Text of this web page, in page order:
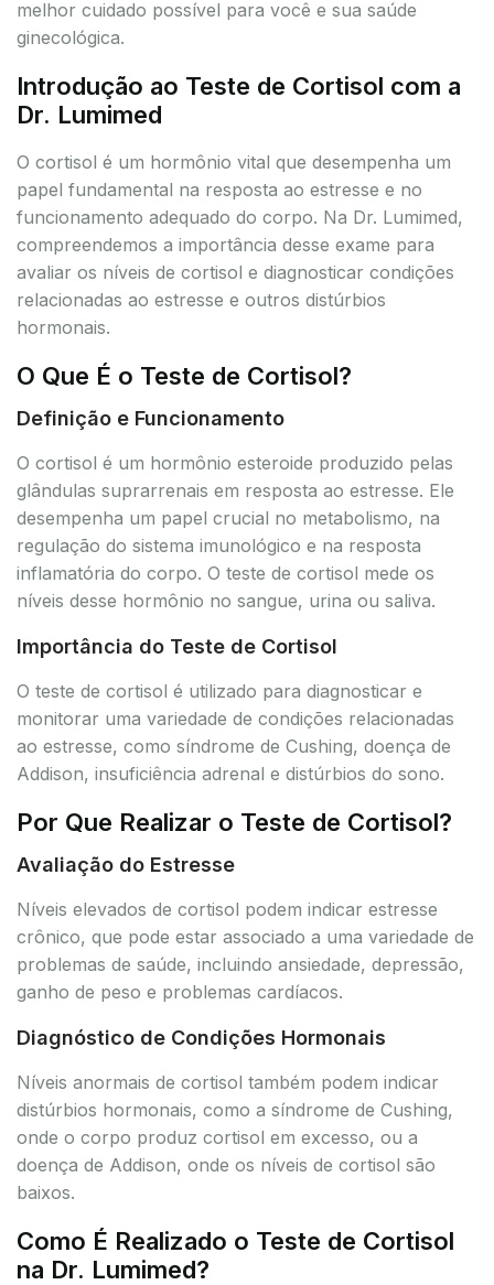
melhor cuidado possível para você e sua saúde
ginecológica.
Introdução ao Teste de Cortisol com a
Dr. Lumimed
O cortisol é um hormônio vital que desempenha um
papel fundamental na resposta ao estresse e no
funcionamento adequado do corpo. Na Dr. Lumimed,
compreendemos a importância desse exame para
avaliar os níveis de cortisol e diagnosticar condições
relacionadas ao estresse e outros distúrbios
hormonais.
O Que É o Teste de Cortisol?
Definição e Funcionamento
O cortisol é um hormônio esteroide produzido pelas
glândulas suprarrenais em resposta ao estresse. Ele
desempenha um papel crucial no metabolismo, na
regulação do sistema imunológico e na resposta
inflamatória do corpo. O teste de cortisol mede os
níveis desse hormônio no sangue, urina ou saliva.
Importância do Teste de Cortisol
O teste de cortisol é utilizado para diagnosticar e
monitorar uma variedade de condições relacionadas
ao estresse, como síndrome de Cushing, doença de
Addison, insuficiência adrenal e distúrbios do sono.
Por Que Realizar o Teste de Cortisol?
Avaliação do Estresse
Níveis elevados de cortisol podem indicar estresse
crônico, que pode estar associado a uma variedade de
problemas de saúde, incluindo ansiedade, depressão,
ganho de peso e problemas cardíacos.
Diagnóstico de Condições Hormonais
Níveis anormais de cortisol também podem indicar
distúrbios hormonais, como a síndrome de Cushing,
onde o corpo produz cortisol em excesso, ou a
doença de Addison, onde os níveis de cortisol são
baixos.
Como É Realizado o Teste de Cortisol
na Dr. Lumimed?